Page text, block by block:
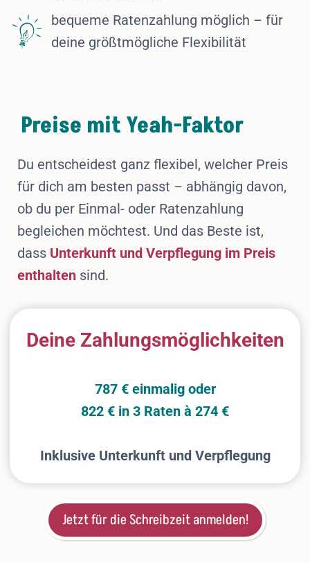
bequeme Ratenzahlung möglich – für
deine größtmögliche Flexibilität
Preise mit Yeah-Faktor
Du entscheidest ganz flexibel, welcher Preis
für dich am besten passt – abhängig davon,
ob du per Einmal- oder Ratenzahlung
begleichen möchtest. Und das Beste ist,
dass Unterkunft und Verpflegung im Preis
enthaltensind.
Deine Zahlungsmöglichkeiten
787 € einmalig oder
822 € in 3 Raten à 274 €
Inklusive Unterkunft und Verpflegung
Jetzt für die Schreibzeit anmelden!